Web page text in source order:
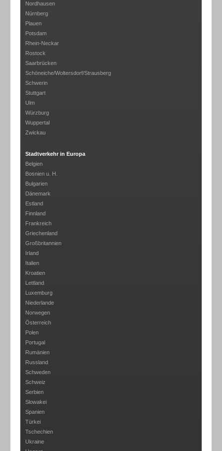
Nordhausen
Nürnberg
Plauen
Potsdam
Rhein-Neckar
Rostock
Saarbrücken
Schöneiche/Woltersdorf/Strausberg
Schwerin
Stuttgart
Ulm
Würzburg
Wuppertal
Zwickau
Stadtverkehr in Europa
Belgien
Bosnien u. H.
Bulgarien
Dänemark
Estland
Finnland
Frankreich
Griechenland
Großbritannien
Irland
Italien
Kroatien
Lettland
Luxemburg
Niederlande
Norwegen
Österreich
Polen
Portugal
Rumänien
Russland
Schweden
Schweiz
Serbien
Slowakei
Spanien
Türkei
Tschechien
Ukraine